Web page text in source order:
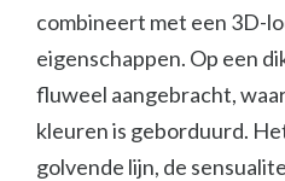
combineert met een 3D-
eigenschappen. Op een
fluweel aangebracht,
kleuren is geborduurd.
golvende lijn, de